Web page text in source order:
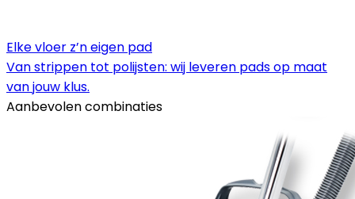
Elke vloer z’n eigen pad
Van strippen tot polijsten: wij leveren pads op maat
van jouw klus.
Aanbevolen combinaties